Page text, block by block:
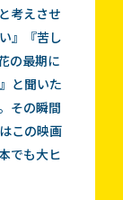
考えさせ
』『苦し
の最期に
と聞いた
その瞬間
この映画
でも大ヒ